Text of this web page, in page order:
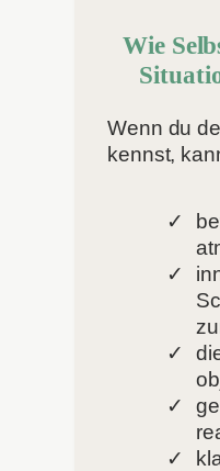
Wie
Wenn du
kennst,